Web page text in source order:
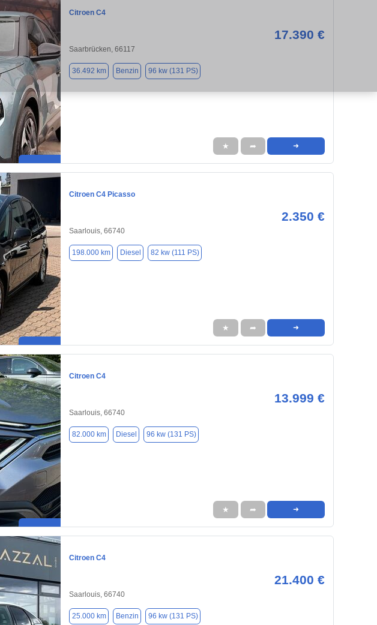
Citroen C4
17.390 €
Saarbrücken, 66117
36.492 km Benzin 96 kw (131 PS)
★ ➦ ➜
Citroen C4 Picasso
2.350 €
Saarlouis, 66740
198.000 km Diesel 82 kw (111 PS)
★ ➦ ➜
Citroen C4
13.999 €
Saarlouis, 66740
82.000 km Diesel 96 kw (131 PS)
★ ➦ ➜
Citroen C4
21.400 €
Saarlouis, 66740
25.000 km Benzin 96 kw (131 PS)